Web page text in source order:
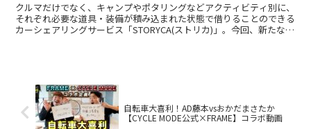
クルマだけでなく、キャンプやポタリングなどアクティビティ別に、
それぞれ必要な道具・装備が積み込まれた状態で借りることのできる
カーシェアリングサービス「STORYCA(ストリカ)」。今回、新たなア
自転車大喜利！AD藤本vsおかだまさたか
【CYCLE MODE公式×FRAME】コラボ動画